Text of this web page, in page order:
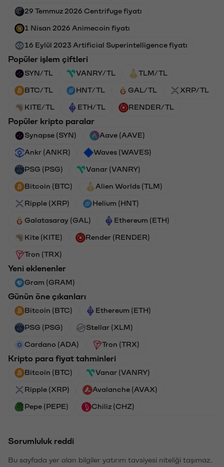
29 Temmuz 2026 Centrifuge fiyatı
1 Nisan 2026 Animecoin fiyatı
16 Eylül 2023 Artificial Superintelligence fiyatı
Popüler işlem çiftleri
SYN/TL VANRY/TL TLM/TL
BTC/TL HNT/TL GAL/TL XRP/TL
KITE/TL ETH/TL RENDER/TL
Popüler kripto paralar
Synapse (SYN) Aave (AAVE)
Ankr (ANKR) Waves (WAVES)
PSG (PSG) Vanar (VANRY)
Bitcoin (BTC) Alien Worlds (TLM)
Ripple (XRP) Helium (HNT)
Galatasaray (GAL) Ethereum (ETH)
Kite (KITE) Render (RENDER)
Tron (TRX)
Yeni eklenenler
Gram (GRAM)
Günün öne çıkanları
Bitcoin (BTC) Ethereum (ETH)
PSG (PSG) Stellar (XLM)
Cardano (ADA) Tron (TRX)
Kripto para fiyat tahminleri
Bitcoin (BTC) Vanar (VANRY)
Ripple (XRP) Avalanche (AVAX)
Pepe (PEPE) Chiliz (CHZ)
Sorumluluk reddi
Bu sayfada yer alan bilgiler yatırım tavsiyesi niteliği taşımaz.